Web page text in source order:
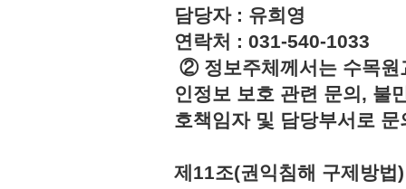
담당자 : 유희영
연락처 : 031-540-1033
② 정보주체께서는 수목원
인정보 보호 관련 문의, 불
호책임자 및 담당부서로
제11조(권익침해 구제방법)